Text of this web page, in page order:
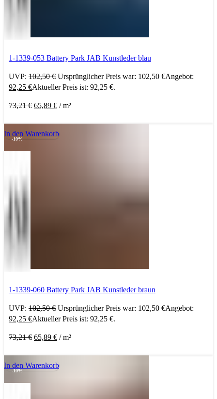
1-1339-053 Battery Park JAB Kunstleder blau
UVP: 102,50€ Ursprünglicher Preis war: 102,50 €Angebot:
92,25 €Aktueller Preis ist: 92,25 €.
73,21€ 65,89 € /m²
-10%
In den Warenkorb
1-1339-060 Battery Park JAB Kunstleder braun
UVP: 102,50€ Ursprünglicher Preis war: 102,50 €Angebot:
92,25 €Aktueller Preis ist: 92,25 €.
73,21€ 65,89 € /m²
-10%
In den Warenkorb